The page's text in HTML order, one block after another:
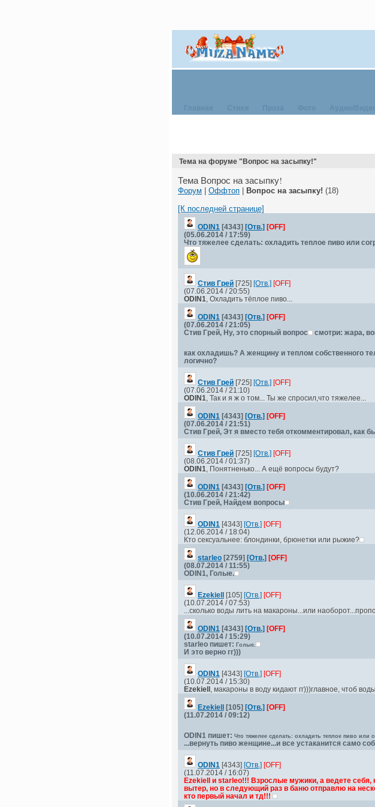
Тема на форуме "Вопрос на засыпку!"
Тема Вопрос на засыпку!
Форум Оффтоп Вопрос на засыпку! (18)
[К последней странице]
ODIN1 [4343] [Отв.] [OFF]
(05.06.2014 / 17:59)
Что тяжелее сделать: охладить теплое пиво или
Стив Грей [725] [Отв.] [OFF]
(07.06.2014 / 20:55)
ODIN1 , Охладить тёплое пиво...
ODIN1 [4343] [Отв.] [OFF]
(07.06.2014 / 21:05)
Стив Грей, Ну, это спорный вопрос смотри: жара,
как охладишь? А женщину и теплом собственного
логично?
Стив Грей [725] [Отв.] [OFF]
(07.06.2014 / 21:10)
ODIN1 , Так и я ж о том... Ты же спросил,что тяжелее...
ODIN1 [4343] [Отв.] [OFF]
(07.06.2014 / 21:51)
Стив Грей, Эт я вместо тебя откомментировал, как
Стив Грей [725] [Отв.] [OFF]
(08.06.2014 / 01:37)
ODIN1 , Понятненько... А ещё вопросы будут?
ODIN1 [4343] [Отв.] [OFF]
(10.06.2014 / 21:42)
Стив Грей, Найдем вопросы
ODIN1 [4343] [Отв.] [OFF]
(12.06.2014 / 18:04)
Кто сексуальнее: блондинки, брюнетки или рыжие?
starleо [2759] [Отв.] [OFF]
(08.07.2014 / 11:55)
ODIN1, Голые.
Ezеkiell [105] [Отв.] [OFF]
(10.07.2014 / 07:53)
...сколько воды лить на макароны...или
ODIN1 [4343] [Отв.] [OFF]
(10.07.2014 / 15:29)
starleо пишет: Голые.
И это верно гг)))
ODIN1 [4343] [Отв.] [OFF]
(10.07.2014 / 15:30)
Ezеkiell , макароны в воду кидают гг)))главное, чтоб
Ezеkiell [105] [Отв.] [OFF]
(11.07.2014 / 09:12)
ODIN1 пишет: Что тяжелее сделать: охладить теплое пиво или
...вернуть пиво женщине...и все устаканится само
ODIN1 [4343] [Отв.] [OFF]
(11.07.2014 / 16:07)
Ezеkiell и starleo!!! Взрослые мужики, а ведете себя,
вытер, но в следующий раз в баню отправлю на
кто первый начал и тд!!!